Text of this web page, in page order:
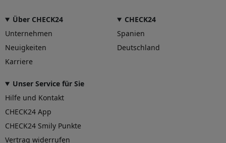
Über CHECK24
Unternehmen
Neuigkeiten
Karriere
CHECK24
Spanien
Deutschland
Unser Service für Sie
Hilfe und Kontakt
CHECK24 App
CHECK24 Smily Punkte
Vertrag widerrufen